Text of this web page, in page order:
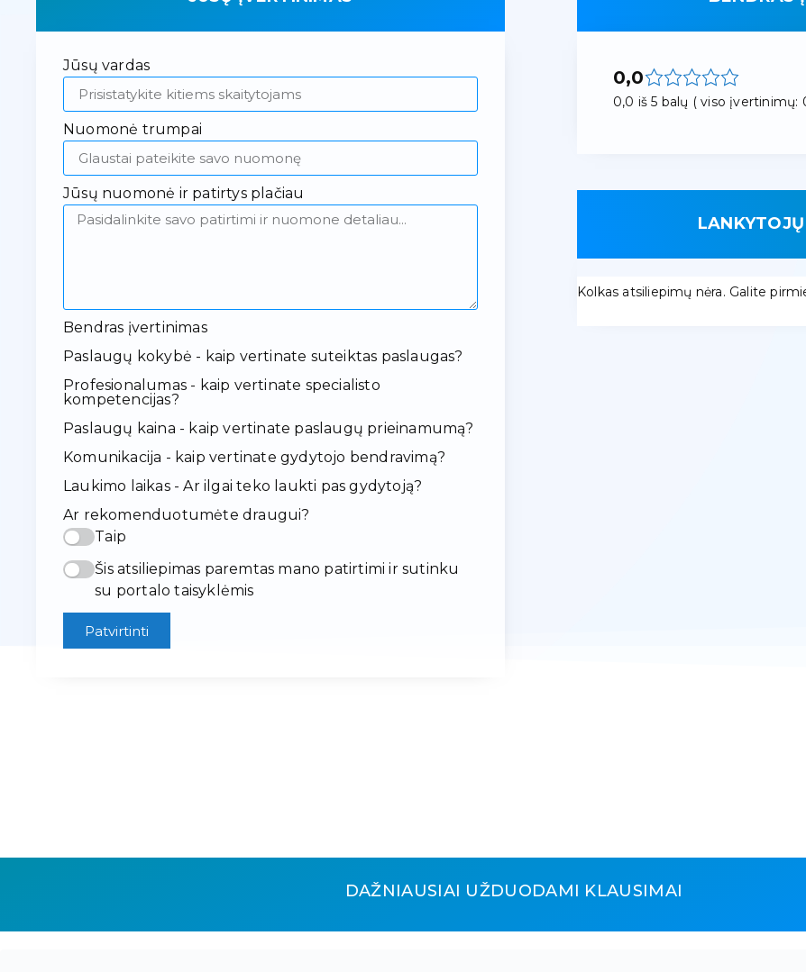
Jūsų vardas
Nuomonė trumpai
Jūsų nuomonė ir patirtys plačiau
Bendras įvertinimas
Paslaugų kokybė - kaip vertinate suteiktas paslaugas?
Profesionalumas - kaip vertinate specialisto
kompetencijas?
Paslaugų kaina - kaip vertinate paslaugų prieinamumą?
Komunikacija - kaip vertinate gydytojo bendravimą?
Laukimo laikas - Ar ilgai teko laukti pas gydytoją?
Ar rekomenduotumėte draugui?
Taip
Šis atsiliepimas paremtas mano patirtimi ir sutinku
su portalo taisyklėmis
Patvirtinti
0,0
0,0 iš 5 balų ( viso įvertinimų:
Kolkas atsiliepimų nėra. Galite
DAŽNIAUSIAI UŽDUODAMI KLAUSIMAI